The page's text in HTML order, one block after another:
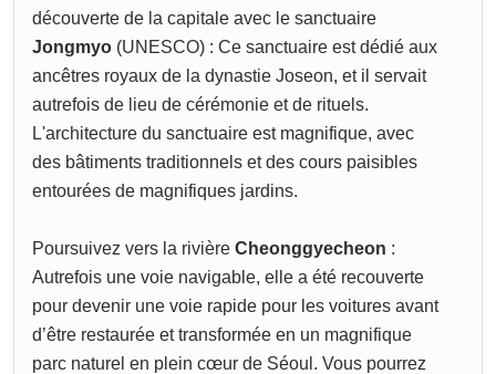
découverte de la capitale avec le sanctuaire
Jongmyo (UNESCO) : Ce sanctuaire est dédié aux
ancêtres royaux de la dynastie Joseon, et il servait
autrefois de lieu de cérémonie et de rituels.
L'architecture du sanctuaire est magnifique, avec
des bâtiments traditionnels et des cours paisibles
entourées de magnifiques jardins.
Poursuivez vers la rivière Cheonggyecheon :
Autrefois une voie navigable, elle a été recouverte
pour devenir une voie rapide pour les voitures avant
d’être restaurée et transformée en un magnifique
parc naturel en plein cœur de Séoul. Vous pourrez